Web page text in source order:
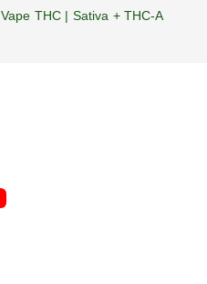
THC | Sativa + THC-A